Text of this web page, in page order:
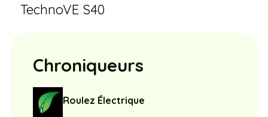
TechnoVE S40
Chroniqueurs
Roulez Électrique